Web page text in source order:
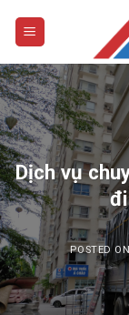
Dịch vụ
POSTED